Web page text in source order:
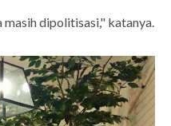
dipolitisasi," katanya.